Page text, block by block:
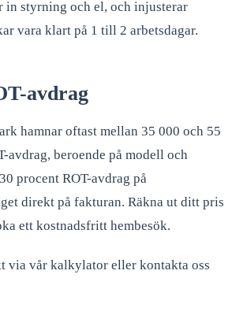
in styrning och el, och injusterar
vara klart på 1 till 2 arbetsdagar.
avdrag
hamnar oftast mellan 35 000 och 55
avdrag, beroende på modell och
procent ROT-avdrag på
direkt på fakturan. Räkna ut ditt pris
ett kostnadsfritt hembesök.
via vår kalkylator eller kontakta oss